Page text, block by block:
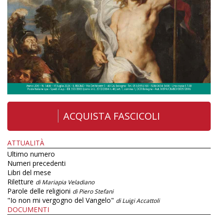
ACQUISTA FASCICOLI
ATTUALITÀ
Ultimo numero
Numeri precedenti
Libri del mese
Riletture di Mariapia Veladiano
Parole delle religioni di Piero Stefani
"Io non mi vergogno del Vangelo" di Luigi Accattoli
DOCUMENTI